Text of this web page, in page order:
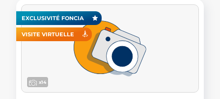
EXCLUSIVITÉ FONCIA
VISITE VIRTUELLE
x14